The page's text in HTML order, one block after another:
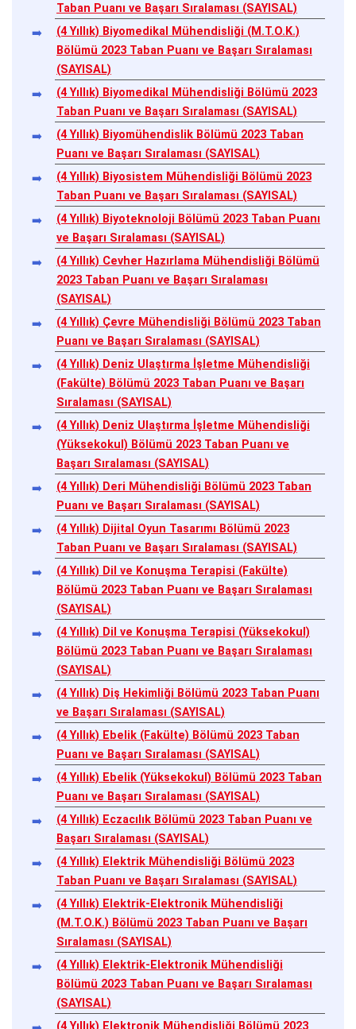
Taban Puanı ve Başarı Sıralaması (SAYISAL)
(4 Yıllık) Biyomedikal Mühendisliği (M.T.O.K.)
Bölümü 2023 Taban Puanı ve Başarı Sıralaması
(SAYISAL)
(4 Yıllık) Biyomedikal Mühendisliği Bölümü 2023
Taban Puanı ve Başarı Sıralaması (SAYISAL)
(4 Yıllık) Biyomühendislik Bölümü 2023 Taban
Puanı ve Başarı Sıralaması (SAYISAL)
(4 Yıllık) Biyosistem Mühendisliği Bölümü 2023
Taban Puanı ve Başarı Sıralaması (SAYISAL)
(4 Yıllık) Biyoteknoloji Bölümü 2023 Taban Puanı
ve Başarı Sıralaması (SAYISAL)
(4 Yıllık) Cevher Hazırlama Mühendisliği Bölümü
2023 Taban Puanı ve Başarı Sıralaması
(SAYISAL)
(4 Yıllık) Çevre Mühendisliği Bölümü 2023 Taban
Puanı ve Başarı Sıralaması (SAYISAL)
(4 Yıllık) Deniz Ulaştırma İşletme Mühendisliği
(Fakülte) Bölümü 2023 Taban Puanı ve Başarı
Sıralaması (SAYISAL)
(4 Yıllık) Deniz Ulaştırma İşletme Mühendisliği
(Yüksekokul) Bölümü 2023 Taban Puanı ve
Başarı Sıralaması (SAYISAL)
(4 Yıllık) Deri Mühendisliği Bölümü 2023 Taban
Puanı ve Başarı Sıralaması (SAYISAL)
(4 Yıllık) Dijital Oyun Tasarımı Bölümü 2023
Taban Puanı ve Başarı Sıralaması (SAYISAL)
(4 Yıllık) Dil ve Konuşma Terapisi (Fakülte)
Bölümü 2023 Taban Puanı ve Başarı Sıralaması
(SAYISAL)
(4 Yıllık) Dil ve Konuşma Terapisi (Yüksekokul)
Bölümü 2023 Taban Puanı ve Başarı Sıralaması
(SAYISAL)
(4 Yıllık) Diş Hekimliği Bölümü 2023 Taban Puanı
ve Başarı Sıralaması (SAYISAL)
(4 Yıllık) Ebelik (Fakülte) Bölümü 2023 Taban
Puanı ve Başarı Sıralaması (SAYISAL)
(4 Yıllık) Ebelik (Yüksekokul) Bölümü 2023 Taban
Puanı ve Başarı Sıralaması (SAYISAL)
(4 Yıllık) Eczacılık Bölümü 2023 Taban Puanı ve
Başarı Sıralaması (SAYISAL)
(4 Yıllık) Elektrik Mühendisliği Bölümü 2023
Taban Puanı ve Başarı Sıralaması (SAYISAL)
(4 Yıllık) Elektrik-Elektronik Mühendisliği
(M.T.O.K.) Bölümü 2023 Taban Puanı ve Başarı
Sıralaması (SAYISAL)
(4 Yıllık) Elektrik-Elektronik Mühendisliği
Bölümü 2023 Taban Puanı ve Başarı Sıralaması
(SAYISAL)
(4 Yıllık) Elektronik Mühendisliği Bölümü 2023